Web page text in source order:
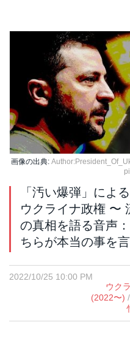
画像の出典:
「汚い爆弾」によ
ウクライナ政権 〜
の真相を語る音声
ちらが本当の事を
2022/10/25 10:00 PM
ウク
(2022〜) /